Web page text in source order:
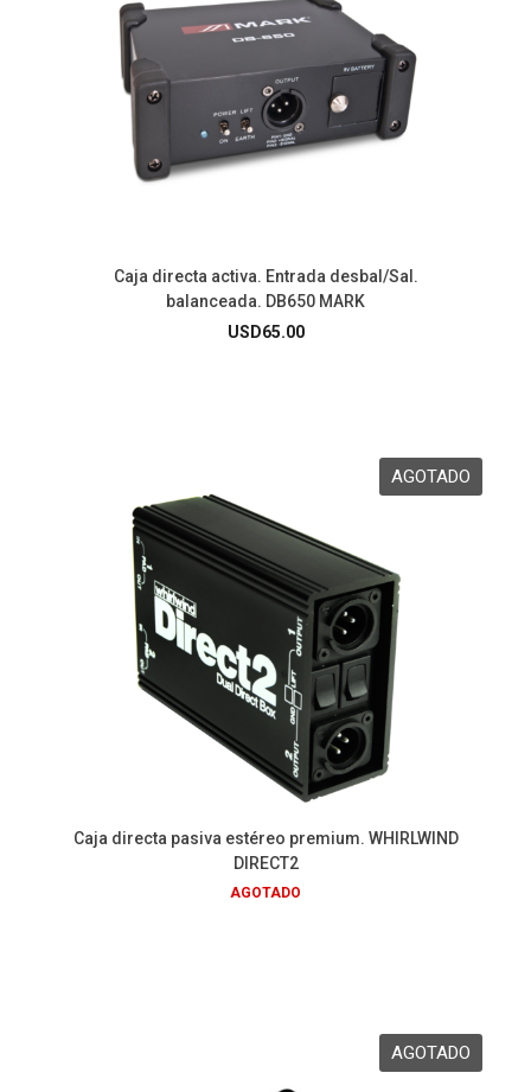
Caja directa activa. Entrada desbal/Sal.
balanceada. DB650 MARK
USD65.00
Caja directa pasiva estéreo premium. WHIRLWIND
DIRECT2
AGOTADO